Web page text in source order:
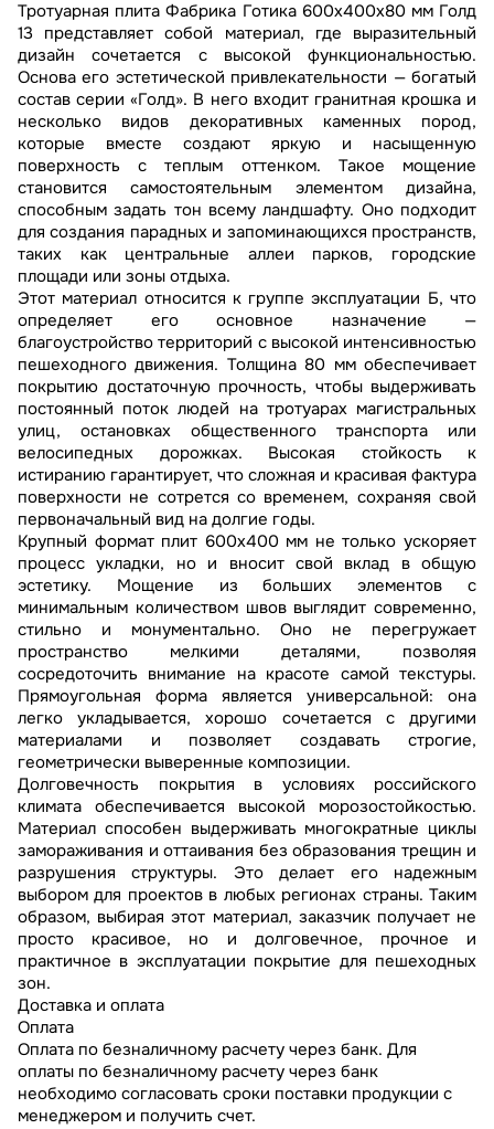
Тротуарная плита Фабрика Готика 600х400х80 мм Голд
13 представляет собой материал, где выразительный
дизайн сочетается с высокой функциональностью.
Основа его эстетической привлекательности — богатый
состав серии «Голд». В него входит гранитная крошка и
несколько видов декоративных каменных пород,
которые вместе создают яркую и насыщенную
поверхность с теплым оттенком. Такое мощение
становится самостоятельным элементом дизайна,
способным задать тон всему ландшафту. Оно подходит
для создания парадных и запоминающихся пространств,
таких как центральные аллеи парков, городские
площади или зоны отдыха.
Этот материал относится к группе эксплуатации Б, что
определяет его основное назначение —
благоустройство территорий с высокой интенсивностью
пешеходного движения. Толщина 80 мм обеспечивает
покрытию достаточную прочность, чтобы выдерживать
постоянный поток людей на тротуарах магистральных
улиц, остановках общественного транспорта или
велосипедных дорожках. Высокая стойкость к
истиранию гарантирует, что сложная и красивая фактура
поверхности не сотрется со временем, сохраняя свой
первоначальный вид на долгие годы.
Крупный формат плит 600х400 мм не только ускоряет
процесс укладки, но и вносит свой вклад в общую
эстетику. Мощение из больших элементов с
минимальным количеством швов выглядит современно,
стильно и монументально. Оно не перегружает
пространство мелкими деталями, позволяя
сосредоточить внимание на красоте самой текстуры.
Прямоугольная форма является универсальной: она
легко укладывается, хорошо сочетается с другими
материалами и позволяет создавать строгие,
геометрически выверенные композиции.
Долговечность покрытия в условиях российского
климата обеспечивается высокой морозостойкостью.
Материал способен выдерживать многократные циклы
замораживания и оттаивания без образования трещин и
разрушения структуры. Это делает его надежным
выбором для проектов в любых регионах страны. Таким
образом, выбирая этот материал, заказчик получает не
просто красивое, но и долговечное, прочное и
практичное в эксплуатации покрытие для пешеходных
зон.
Доставка и оплата
Оплата
Оплата по безналичному расчету через банк. Для
оплаты по безналичному расчету через банк
необходимо согласовать сроки поставки продукции с
менеджером и получить счет.